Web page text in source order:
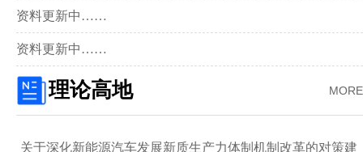
资料更新中……
资料更新中……
MORE
理论高地
关于深化新能源汽车发展新质生产力体制机制改革的对策建